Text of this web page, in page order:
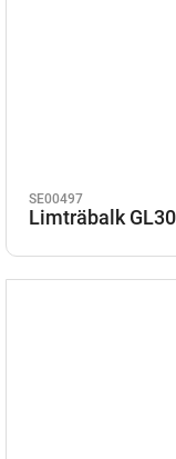
SE00497
Limträbalk